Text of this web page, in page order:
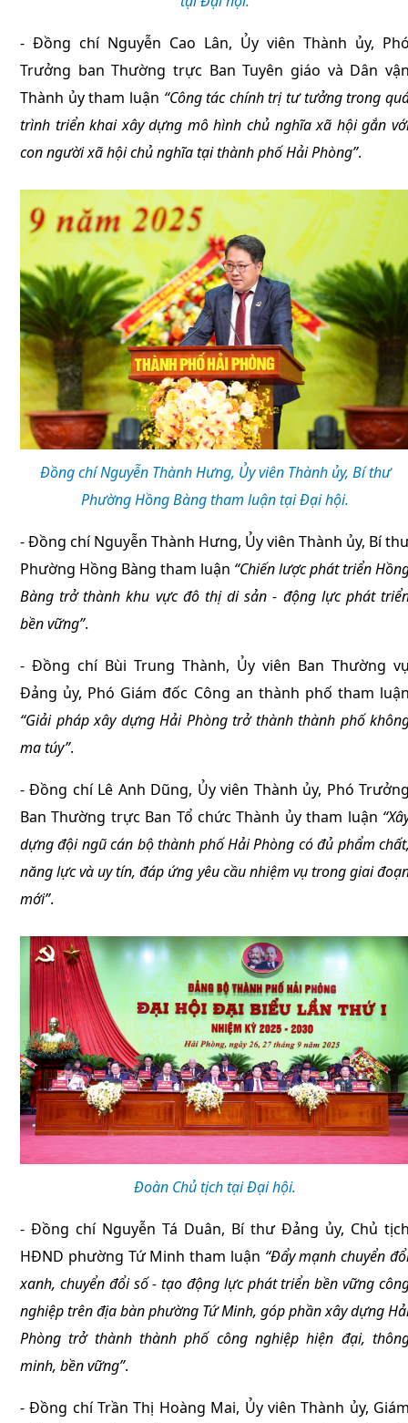
- Đồng chí Nguyễn Cao Lân, Ủy viên Thành ủy,
Trưởng ban Thường trực Ban Tuyên giáo và Dân
Thành ủy tham luận “Công tác chính trị tư tưởng trong
trình triển khai xây dựng mô hình chủ nghĩa xã hội gắn
con người xã hội chủ nghĩa tại thành phố Hải Phòng”.
Đồng chí Nguyễn Thành Hưng, Ủy viên Thành ủy, Bí thư
Phường Hồng Bàng tham luận tại Đại hội.
- Đồng chí Nguyễn Thành Hưng, Ủy viên Thành ủy, Bí
Phường Hồng Bàng tham luận “Chiến lược phát triển
Bàng trở thành khu vực đô thị di sản - động lực phát
bền vững”.
- Đồng chí Bùi Trung Thành, Ủy viên Ban Thường
Đảng ủy, Phó Giám đốc Công an thành phố tham
“Giải pháp xây dựng Hải Phòng trở thành thành phố
ma túy”.
- Đồng chí Lê Anh Dũng, Ủy viên Thành ủy, Phó
Ban Thường trực Ban Tổ chức Thành ủy tham luận
dựng đội ngũ cán bộ thành phố Hải Phòng có đủ phẩm
năng lực và uy tín, đáp ứng yêu cầu nhiệm vụ trong giai
mới”.
Đoàn Chủ tịch tại Đại hội.
- Đồng chí Nguyễn Tá Duân, Bí thư Đảng ủy, Chủ
HĐND phường Tứ Minh tham luận “Đẩy mạnh chuyển
xanh, chuyển đổi số - tạo động lực phát triển bền vững
nghiệp trên địa bàn phường Tứ Minh, góp phần xây dựng
Phòng trở thành thành phố công nghiệp hiện đại,
minh, bền vững”.
- Đồng chí Trần Thị Hoàng Mai, Ủy viên Thành ủy,